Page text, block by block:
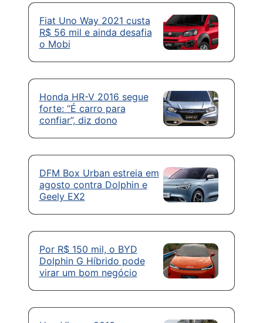
Fiat Uno Way 2021 custa
R$ 56 mil e ainda desafia
o Mobi
Honda HR-V 2016 segue
forte: “É carro para
confiar”, diz dono
DFM Box Urban estreia em
agosto contra Dolphin e
Geely EX2
Por R$ 150 mil, o BYD
Dolphin G Híbrido pode
virar um bom negócio